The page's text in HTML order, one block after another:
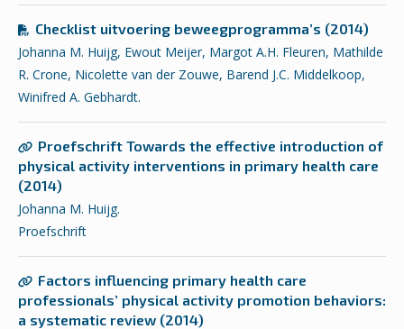
Checklist uitvoering beweegprogramma’s (2014)
Johanna M. Huijg, Ewout Meijer, Margot A.H. Fleuren, Mathilde
R. Crone, Nicolette van der Zouwe, Barend J.C. Middelkoop,
Winifred A. Gebhardt.
Proefschrift Towards the effective introduction of
physical activity interventions in primary health care
(2014)
Johanna M. Huijg.
Proefschrift
Factors influencing primary health care
professionals’ physical activity promotion behaviors:
a systematic review (2014)